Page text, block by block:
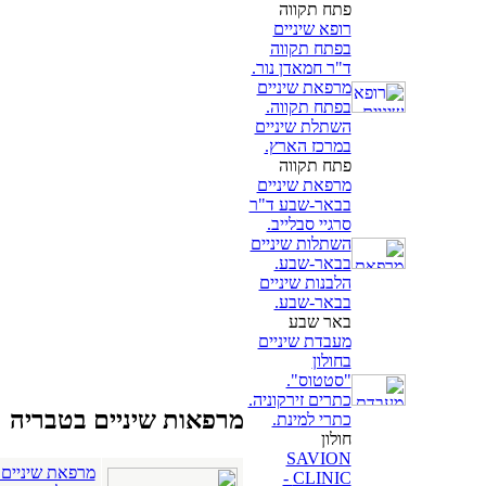
פתח תקווה
רופא שיניים
בפתח תקווה
ד"ר חמאדן נור.
מרפאת שיניים
בפתח תקווה.
השתלת שיניים
במרכז הארץ.
פתח תקווה
מרפאת שיניים
בבאר-שבע ד"ר
סרגיי סבלייב.
השתלות שיניים
בבאר-שבע.
הלבנות שיניים
בבאר-שבע.
באר שבע
מעבדת שיניים
בחולון
"סטטוס".
כתרים זירקוניה.
כתרי למינת.
חולון
SAVION
CLINIC -
מרפאות שיניים בטבריה
מרפאת